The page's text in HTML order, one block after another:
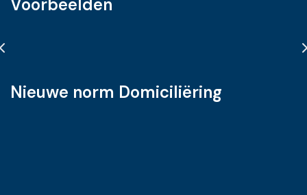
Nieuwe norm Domiciliëring